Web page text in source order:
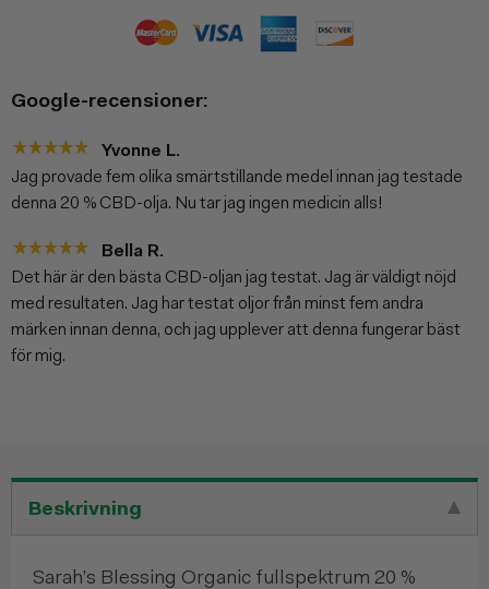
Google-recensioner:
Yvonne L.
Jag provade fem olika smärtstillande medel innan jag testade
denna 20 % CBD-olja. Nu tar jag ingen medicin alls!
Bella R.
Det här är den bästa CBD-oljan jag testat. Jag är väldigt nöjd
med resultaten. Jag har testat oljor från minst fem andra
märken innan denna, och jag upplever att denna fungerar bäst
för mig.
Beskrivning
Sarah’s Blessing Organic fullspektrum 20 %